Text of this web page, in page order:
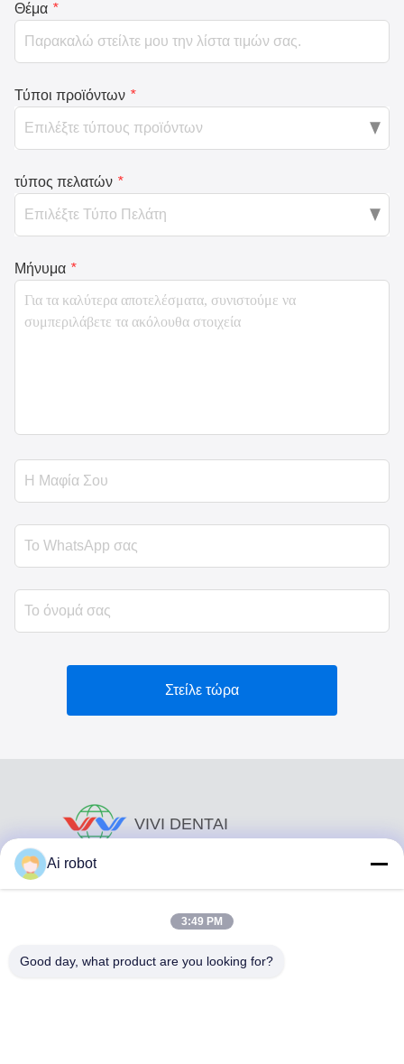
Θέμα *
Τύποι προϊόντων *
τύπος πελατών *
Μήνυμα *
Στείλε τώρα
VIVI DENTAI
Ai robot
3:49 PM
Good day, what product are you looking for?